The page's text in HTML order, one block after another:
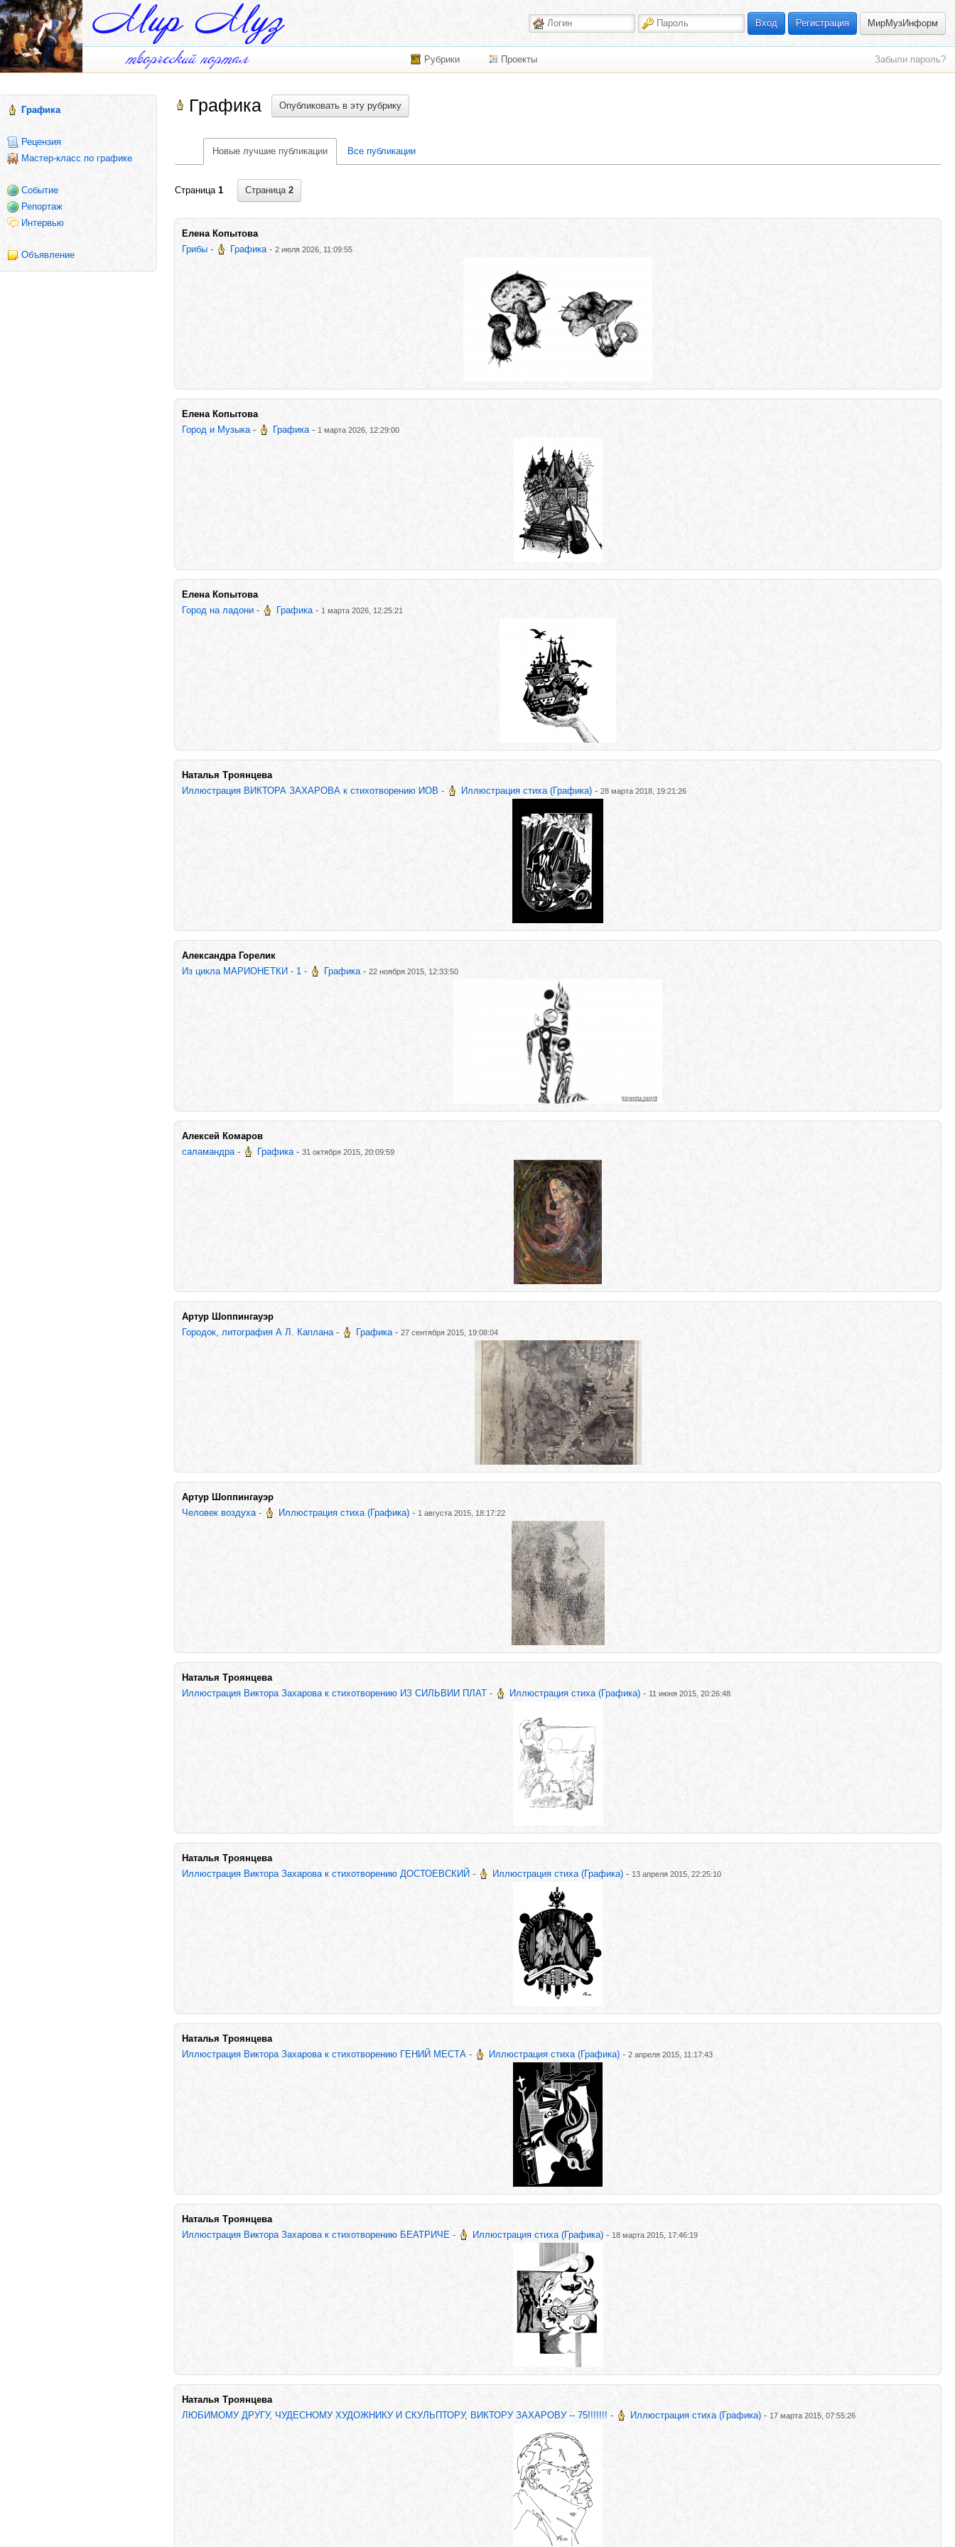
Вход Регистрация МирМузИнформ
Рубрики Проекты Забыли пароль?
Графика
Рецензия
Мастер-класс по графике
Событие
Репортаж
Интервью
Объявление
Графика Опубликовать в эту рубрику
Новые лучшие публикации Все публикации
Страница 1 Страница 2
Елена Копытова
Грибы - Графика- 2 июля 2026, 11:09:55
Елена Копытова
Город и Музыка- Графика- 1 марта 2026, 12:29:00
Елена Копытова
Город на ладони - Графика- 1 марта 2026, 12:25:21
Наталья Троянцева
Иллюстрация ВИКТОРА ЗАХАРОВА к стихотворению ИОВ - Иллюстрация стиха (Графика) - 28 марта 2018, 19:21:26
Александра Горелик
Из цикла МАРИОНЕТКИ - 1 - Графика- 22 ноября 2015, 12:33:50
Алексей Комаров
саламандра- Графика- 31 октября 2015, 20:09:59
Артур Шоппингауэр
Городок, литография А Л. Каплана- Графика- 27 сентября 2015, 19:08:04
Артур Шоппингауэр
Человек воздуха- Иллюстрация стиха (Графика) - 1 августа 2015, 18:17:22
Наталья Троянцева
Иллюстрация Виктора Захарова к стихотворению ИЗ СИЛЬВИИ ПЛАТ - Иллюстрация стиха (Графика) - 11 июня 2015, 20:26:48
Наталья Троянцева
Иллюстрация Виктора Захарова к стихотворению ДОСТОЕВСКИЙ - Иллюстрация стиха (Графика) - 13 апреля 2015, 22:25:10
Наталья Троянцева
Иллюстрация Виктора Захарова к стихотворению ГЕНИЙ МЕСТА - Иллюстрация стиха (Графика) - 2 апреля 2015, 11:17:43
Наталья Троянцева
Иллюстрация Виктора Захарова к стихотворению БЕАТРИЧЕ - Иллюстрация стиха (Графика) - 18 марта 2015, 17:46:19
Наталья Троянцева
ЛЮБИМОМУ ДРУГУ, ЧУДЕСНОМУ ХУДОЖНИКУ И СКУЛЬПТОРУ, ВИКТОРУ ЗАХАРОВУ -- 75!!!!!!! - Иллюстрация стиха (Графика) - 17 марта 2015, 07:55:26